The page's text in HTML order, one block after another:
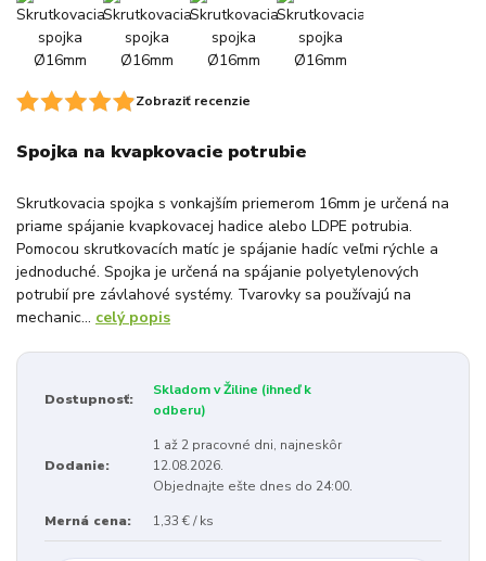
Zobraziť recenzie
Spojka na kvapkovacie potrubie
Skrutkovacia spojka s vonkajším priemerom 16mm je určená na
priame spájanie kvapkovacej hadice alebo LDPE potrubia.
Pomocou skrutkovacích matíc je spájanie hadíc veľmi rýchle a
jednoduché. Spojka je určená na spájanie polyetylenových
potrubií pre závlahové systémy. Tvarovky sa používajú na
mechanic... celý popis
Dostupnosť:
Skladom v Žiline (ihneď k
odberu)
Dodanie:
1 až 2 pracovné dni, najneskôr
12.08.2026.
Objednajte ešte dnes do 24:00.
Merná cena: 1,33 € / ks